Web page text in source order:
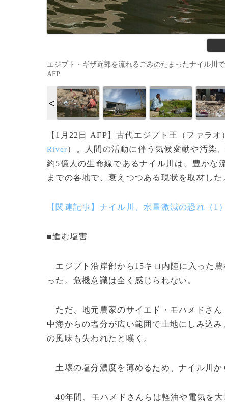
エジプト・ギザ近郊を流れるごみのたまったナイル川
AFP
【1月22日 AFP】古代エジプト王（ファラ
River）。人間の活動に伴う気候変動や汚染
約5億人の生命線であるナイル川は、豊かな
までの各地で、衰えつつある現状を取材した
【関連記事】ナイル川、水量激減の恐れ（1
■進む塩害
エジプト沿岸部から15キロ内陸に入った農
った。危機意識は全く感じられない。
ただ、地元農家のサイエド・モハメドさ
中海からの塩分が広い範囲で土地にしみ込
の風味も失われたと嘆く。
土壌の塩分濃度を薄めるため、ナイル川か
40年間、モハメドさんらは軽油や電気を